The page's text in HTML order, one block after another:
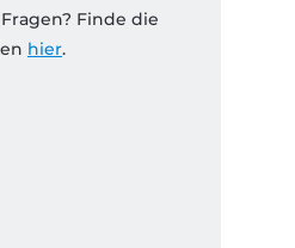
Finde die
hier.